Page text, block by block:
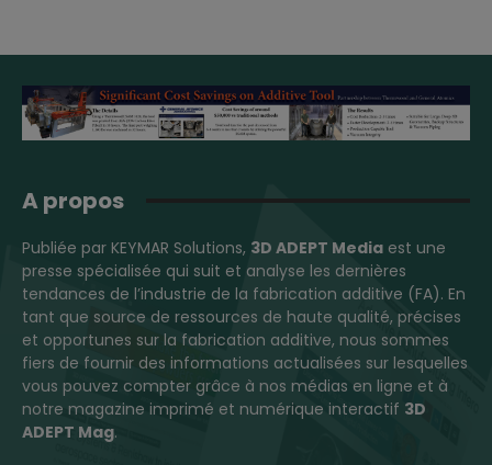
A propos
Publiée par KEYMAR Solutions, 3D ADEPT Media est une
presse spécialisée qui suit et analyse les dernières
tendances de l’industrie de la fabrication additive (FA). En
tant que source de ressources de haute qualité, précises
et opportunes sur la fabrication additive, nous sommes
fiers de fournir des informations actualisées sur lesquelles
vous pouvez compter grâce à nos médias en ligne et à
notre magazine imprimé et numérique interactif 3D
ADEPT Mag.